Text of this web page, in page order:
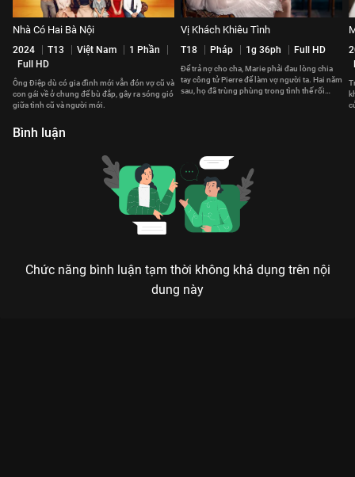
Nhà Có Hai Bà Nội
2024 T13 Việt Nam
1 Phần
Full HD
Ông Điệp dù có gia đình mới vẫn đón vợ cũ và
con gái về ở chung để bù đắp, gây ra sóng gió
giữa tình cũ và người mới.
Vị Khách Khiêu Tình
T18 Pháp 1g 36ph Full HD
Để trả nợ cho cha, Marie phải đau lòng chia
tay công tử Pierre để làm vợ người ta. Hai năm
sau, họ đã trùng phùng trong tình thế rối
Bình luận
Chức năng bình luận tạm thời không khả dụng trên nội
dung này